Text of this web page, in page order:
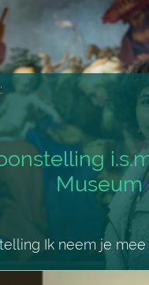
Museum
Ik neem je mee